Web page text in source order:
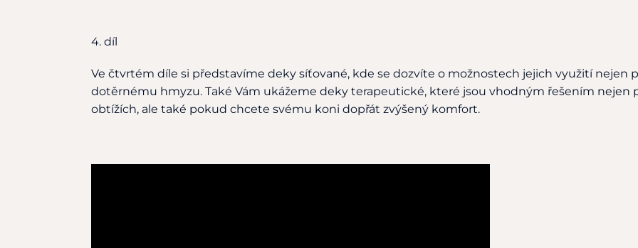
4. díl
Ve čtvrtém díle si představíme deky síťované, kde se dozvíte o možnostech jejich využití nejen
dotěrnému hmyzu. Také Vám ukážeme deky terapeutické, které jsou vhodným řešením nejen
obtížích, ale také pokud chcete svému koni dopřát zvýšený komfort.